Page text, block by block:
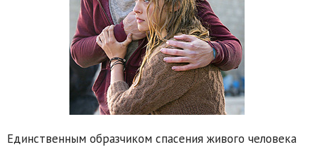
Единственным образчиком спасения живого человека